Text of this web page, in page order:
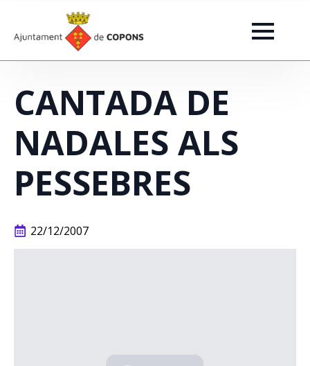
CANTADA DE
NADALES ALS
PESSEBRES
22/12/2007